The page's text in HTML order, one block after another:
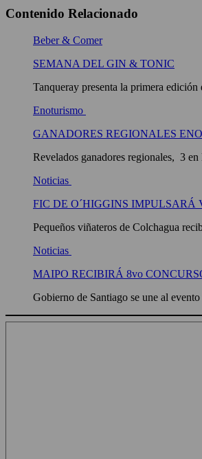
Contenido Relacionado
Beber & Comer
SEMANA DEL GIN & TONIC
Tanqueray presenta la primera
Enoturismo
GANADORES REGIONALES
Revelados ganadores regionales, 3
Noticias
FIC DE O´HIGGINS IMPULSARÁ
Pequeños viñateros de Colchagua
Noticias
MAIPO RECIBIRÁ 8vo
Gobierno de Santiago se une al